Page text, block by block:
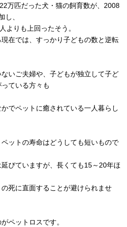
万匹だった犬・猫の飼育数が、2008
し、
よりも上回ったそう。
在では、すっかり子どもの数と逆転
いご夫婦や、子どもが独立して子ど
ている方々も
でペットに癒されている一人暮らし
ットの寿命はどうしても短いもので
びていますが、長くても15～20年ほ
死に直面することが避けられませ
ペットロスです。